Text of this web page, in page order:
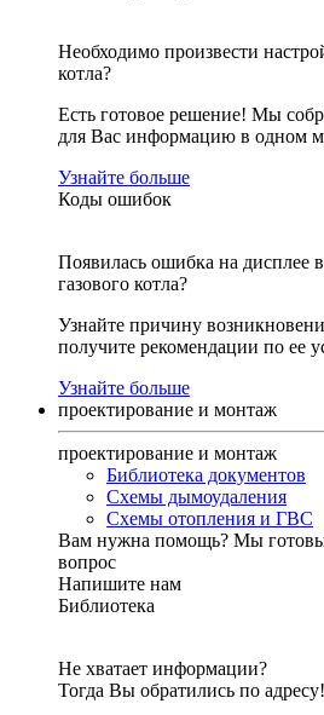
Необходимо произвести
котла?
Есть готовое решение! Мы
для Вас информацию в одном
Узнайте больше
Коды ошибок
Появилась ошибка на дисплее
газового котла?
Узнайте причину
получите рекомендации по ее
Узнайте больше
проектирование и монтаж
проектирование и монтаж
Библиотека документов
Схемы дымоудаления
Схемы отопления и ГВС
Вам нужна помощь? Мы
вопрос
Напишите нам
Библиотека
Не хватает информации?
Тогда Вы обратились по адресу!